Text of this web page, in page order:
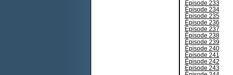
Épisode 233
Épisode 234
Épisode 235
Épisode 236
Épisode 237
Épisode 238
Épisode 239
Épisode 240
Épisode 241
Épisode 242
Épisode 243